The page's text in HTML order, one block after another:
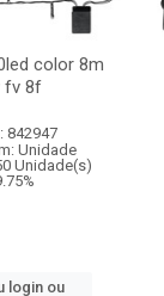
color 8m
fv 8f
842947
Unidade
Unidade(s)
login ou